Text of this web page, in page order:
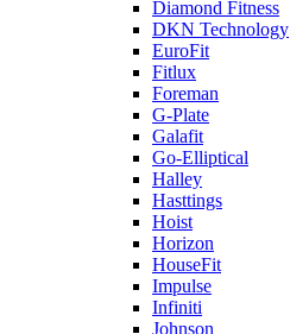
Diamond Fitness
DKN Technology
EuroFit
Fitlux
Foreman
G-Plate
Galafit
Go-Elliptical
Halley
Hasttings
Hoist
Horizon
HouseFit
Impulse
Infiniti
Johnson